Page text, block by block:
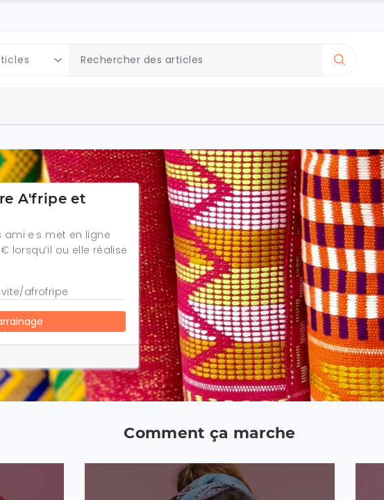
A'fripe et
met en ligne
lorsqu’il ou elle réalise
afrofripe
Comment ça marche